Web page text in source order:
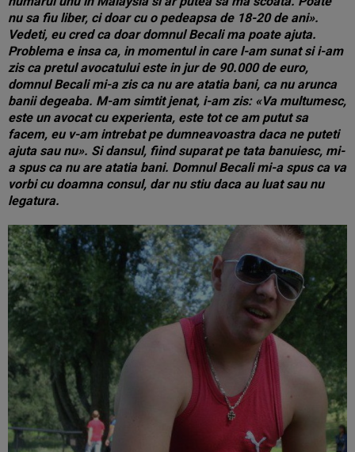
nu sa fiu liber, ci doar cu o pedeapsa de 18-20 de ani».
Vedeti, eu cred ca doar domnul Becali ma poate ajuta.
Problema e insa ca, in momentul in care l-am sunat si i-am
zis ca pretul avocatului este in jur de 90.000 de euro,
domnul Becali mi-a zis ca nu are atatia bani, ca nu arunca
banii degeaba. M-am simtit jenat, i-am zis: «Va multumesc,
este un avocat cu experienta, este tot ce am putut sa
facem, eu v-am intrebat pe dumneavoastra daca ne puteti
ajuta sau nu». Si dansul, fiind suparat pe tata banuiesc, mi-
a spus ca nu are atatia bani. Domnul Becali mi-a spus ca va
vorbi cu doamna consul, dar nu stiu daca au luat sau nu
legatura.